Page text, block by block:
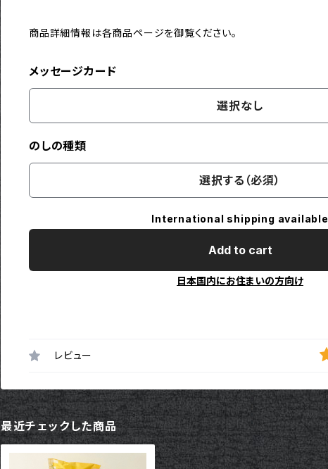
商品詳細情報は各商品ページを御覧ください。
メッセージカード
選択なし
のしの種類
選択する（必須）
International shipping available
Add to cart
日本国内にお住まいの方向け
レビュー
最近チェックした商品